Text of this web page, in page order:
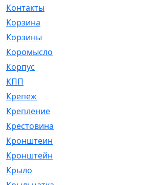
Контакты
Корзина
Корзины
Коромысло
Корпус
КПП
Крепеж
Крепление
Крестовина
Кронштеин
Кронштейн
Крыло